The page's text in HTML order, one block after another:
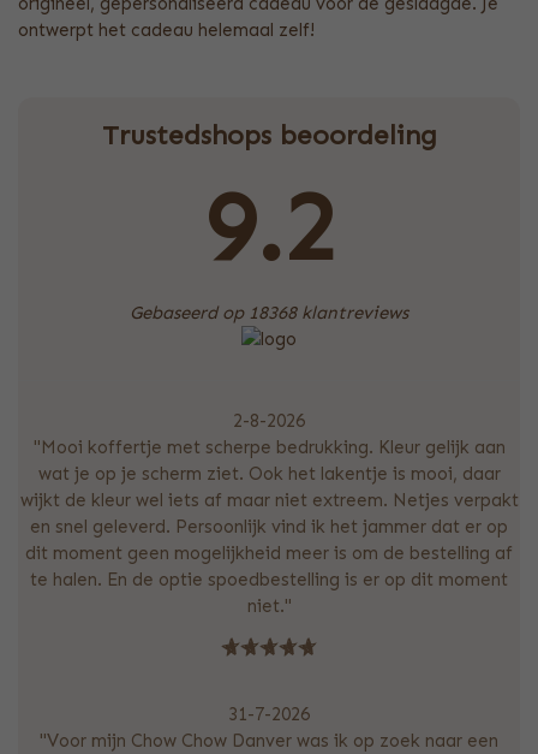
ontwerpt het cadeau helemaal zelf!
Trustedshops beoordeling
9.2
Gebaseerd op 18368 klantreviews
2-8-2026
"Mooi koffertje met scherpe bedrukking. Kleur gelijk aan
wat je op je scherm ziet. Ook het lakentje is mooi, daar
wijkt de kleur wel iets af maar niet extreem. Netjes verpakt
en snel geleverd. Persoonlijk vind ik het jammer dat er op
dit moment geen mogelijkheid meer is om de bestelling af
te halen. En de optie spoedbestelling is er op dit moment
niet."
31-7-2026
"Voor mijn Chow Chow Danver was ik op zoek naar een